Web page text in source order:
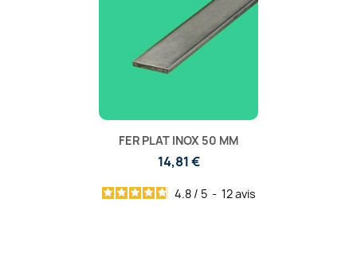
FER PLAT INOX 50 MM
14,81 €
4.8 / 5 - 12avis